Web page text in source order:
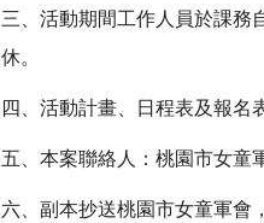
三、活動期間工作人員於課務
休。
四、活動計畫、日程表及報
五、本案聯絡人：桃園市女童
六、副本抄送桃園市女童軍會